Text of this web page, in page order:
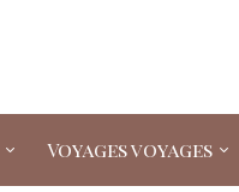
Voyages voyages